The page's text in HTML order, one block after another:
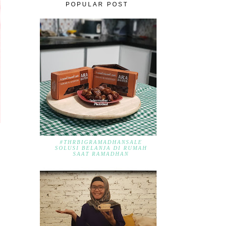
POPULAR POST
#THRBIGRAMADHANSALE
SOLUSI BELANJA DI RUMAH
SAAT RAMADHAN